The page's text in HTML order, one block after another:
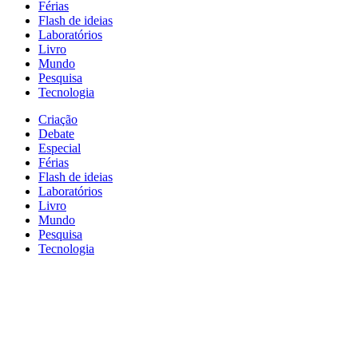
Férias
Flash de ideias
Laboratórios
Livro
Mundo
Pesquisa
Tecnologia
Criação
Debate
Especial
Férias
Flash de ideias
Laboratórios
Livro
Mundo
Pesquisa
Tecnologia